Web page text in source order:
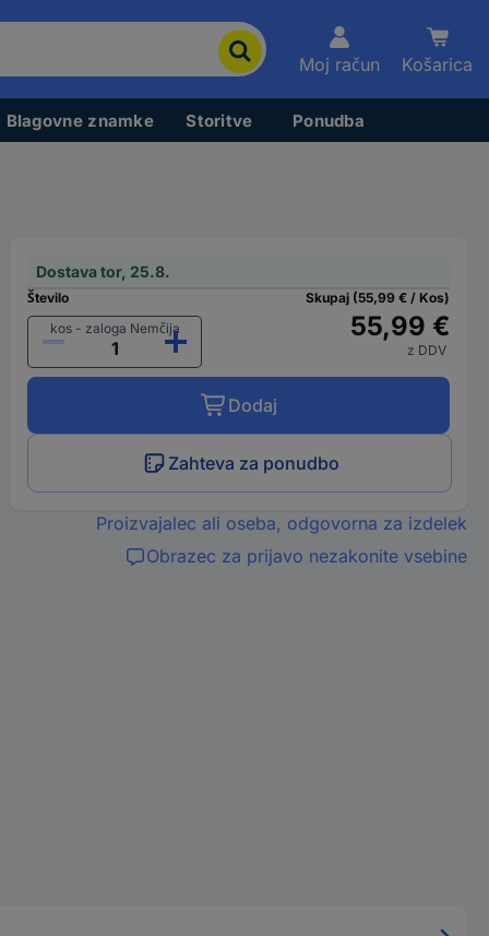
Moj račun Košarica
Blagovne znamke Storitve Ponudba
Dostava tor, 25.8.
Število
kos - zaloga Nemčija
Skupaj (55,99 € / Kos)
55,99 €
z DDV
Dodaj
Zahteva za ponudbo
Proizvajalec ali oseba, odgovorna za izdelek
Obrazec za prijavo nezakonite vsebine